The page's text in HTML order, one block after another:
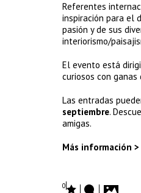
Referentes
inspiración para el
pasión y de sus
interiorismo/
El evento está
curiosos con ganas
Las entradas
septiembre.
amigas.
Más información >
0